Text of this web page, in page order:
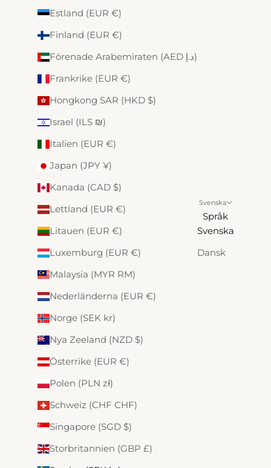
Estland (EUR €)
Finland (EUR €)
Förenade Arabemiraten (AED د.إ)
Frankrike (EUR €)
Hongkong SAR (HKD $)
Israel (ILS ₪)
Italien (EUR €)
Japan (JPY ¥)
Kanada (CAD $)
Lettland (EUR €)
Litauen (EUR €)
Luxemburg (EUR €)
Malaysia (MYR RM)
Nederländerna (EUR €)
Norge (SEK kr)
Nya Zeeland (NZD $)
Österrike (EUR €)
Polen (PLN zł)
Schweiz (CHF CHF)
Singapore (SGD $)
Storbritannien (GBP £)
Svenska
Språk
Svenska
Dansk